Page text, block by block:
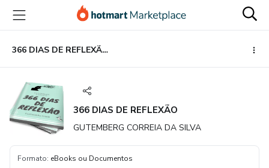
para
conteúdo
principal
para
pagamento
para
rodapé
366 DIAS DE REFLEXÃO
366 DIAS DE REFLEXÃO
GUTEMBERG CORREIA DA SILVA
Formato: eBooks ou Documentos